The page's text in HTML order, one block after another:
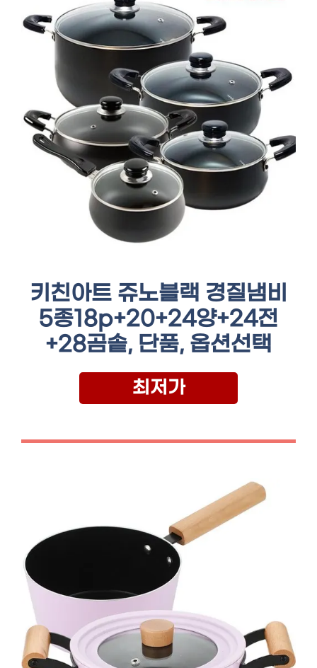
키친아트 쥬노블랙 경질냄비
5종18p+20+24양+24전
+28곰솥, 단품, 옵션선택
최저가